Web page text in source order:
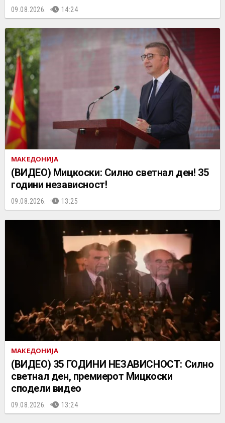
09.08.2026. 14:24
МАКЕДОНИЈА
(ВИДЕО) Мицкоски: Силно светнал ден! 35
години независност!
09.08.2026. 13:25
МАКЕДОНИЈА
(ВИДЕО) 35 ГОДИНИ НЕЗАВИСНОСТ: Силно
светнал ден, премиерот Мицкоски
сподели видео
09.08.2026. 13:24